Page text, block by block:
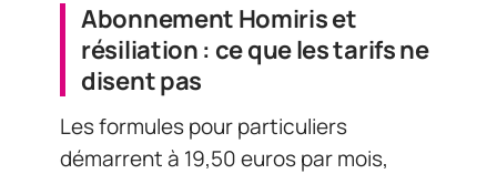
Abonnement Homiris et
résiliation : ce que les tarifs ne
disent pas
Les formules pour particuliers
démarrent à 19,50 euros par mois,